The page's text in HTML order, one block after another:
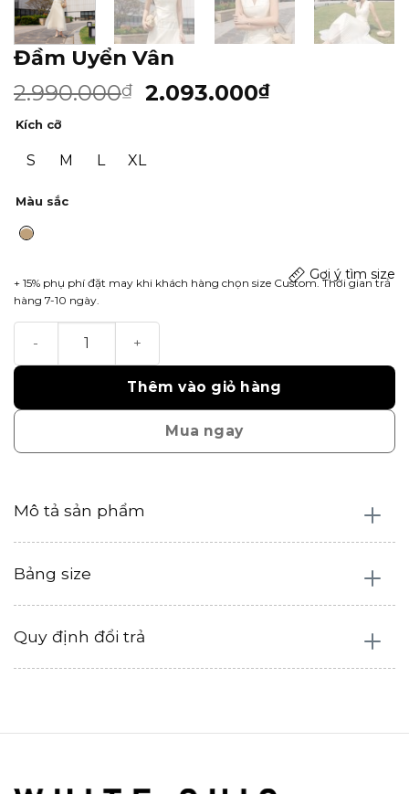
Đầm Uyển Vân
2.990.000₫ 2.093.000₫
Kích cỡ
S M L XL
Màu sắc
+ 15% phụ phí đặt may khi khách hàng chọn size Custom. Thời gian trả
hàng 7-10 ngày.
Gợi ý tìm size
Thêm vào giỏ hàng
Mua ngay
Mô tả sản phẩm
Bảng size
Quy định đổi trả